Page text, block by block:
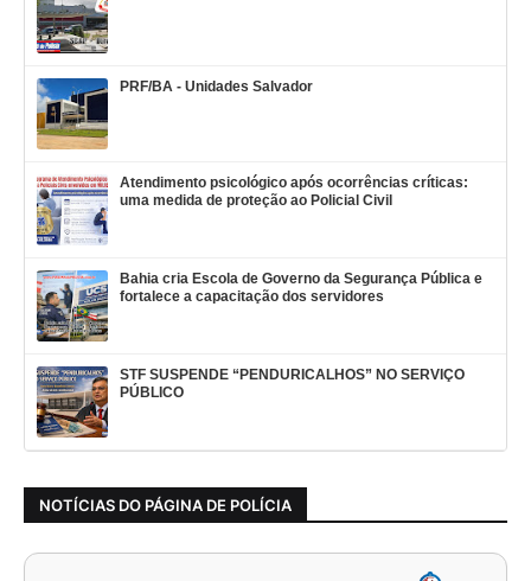
PRF/BA - Unidades Salvador
Atendimento psicológico após ocorrências críticas:
uma medida de proteção ao Policial Civil
Bahia cria Escola de Governo da Segurança Pública e
fortalece a capacitação dos servidores
STF SUSPENDE “PENDURICALHOS” NO SERVIÇO
PÚBLICO
NOTÍCIAS DO PÁGINA DE POLÍCIA